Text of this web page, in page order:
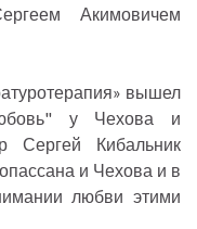
Акимовичем
вышел
у Чехова и
Сергей Кибальник
и Чехова и в
любви этими